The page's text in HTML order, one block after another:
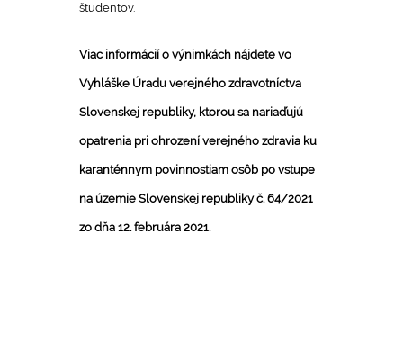
študentov.
Viac informácií o výnimkách nájdete vo
Vyhláške Úradu verejného zdravotníctva
Slovenskej republiky, ktorou sa nariaďujú
opatrenia pri ohrození verejného zdravia ku
karanténnym povinnostiam osôb po vstupe
na územie Slovenskej republiky č. 64/2021
zo dňa 12. februára 2021.